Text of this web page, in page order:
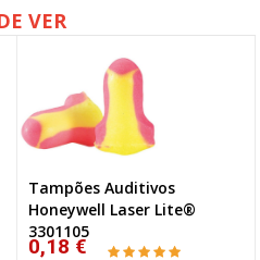
VER
Tampões Auditivos
Honeywell Laser Lite®
3301105
0,18 €